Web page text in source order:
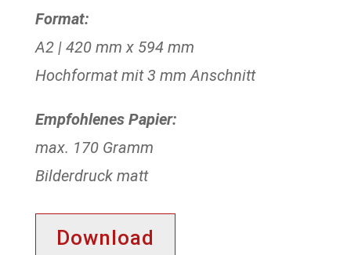
Format:
A2 | 420 mm x 594 mm
Hochformat mit 3 mm Anschnitt
Empfohlenes Papier:
max. 170 Gramm
Bilderdruck matt
Download